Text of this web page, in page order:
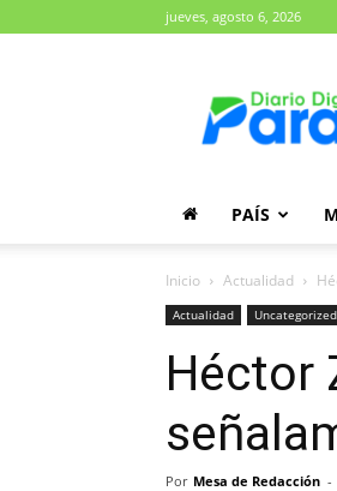
jueves, agosto 6, 2026
PAÍS
Inicio Actualidad
Actualidad Uncategorized
Héctor
Por Mesa de Redacción -